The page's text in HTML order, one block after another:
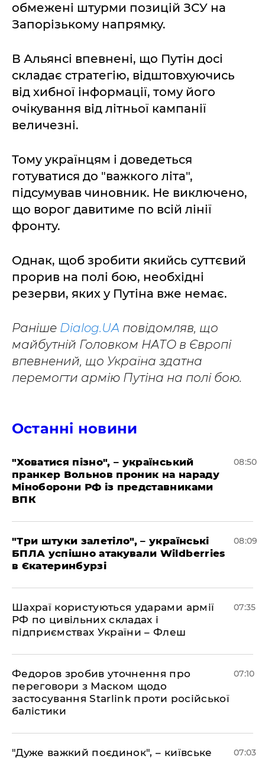
обмежені штурми позицій ЗСУ на
Запорізькому напрямку.
В Альянсі впевнені, що Путін досі
складає стратегію, відштовхуючись
від хибної інформації, тому його
очікування від літньої кампанії
величезні.
Тому українцям і доведеться
готуватися до "важкого літа",
підсумував чиновник. Не виключено,
що ворог давитиме по всій лінії
фронту.
Однак, щоб зробити якийсь суттєвий
прорив на полі бою, необхідні
резерви, яких у Путіна вже немає.
Раніше Dialog.UA повідомляв, що
майбутній Головком НАТО в Європі
впевнений, що Україна здатна
перемогти армію Путіна на полі бою.
Останні новини
"Ховатися пізно", – український
пранкер Вольнов проник на нараду
Міноборони РФ із представниками
ВПК
08:50
"Три штуки залетіло", – українські
БПЛА успішно атакували Wildberries
в Єкатеринбурзі
08:09
Шахраї користуються ударами армії
РФ по цивільних складах і
підприємствах України – Флеш
07:35
Федоров зробив уточнення про
переговори з Маском щодо
застосування Starlink проти російської
балістики
07:10
"Дуже важкий поєдинок", – київське 07:03